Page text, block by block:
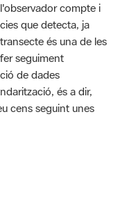
compte i
que detecta, ja
és una de les
seguiment
de dades
és a dir,
cens seguint unes
media es de 0 estrellas de